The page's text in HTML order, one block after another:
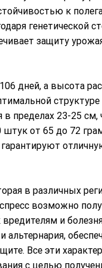
к
генетической
защиту
дней, а высота
пределах 23-25 см,
от 65 до 72
в различных
возможно
и
Все эти
с целью